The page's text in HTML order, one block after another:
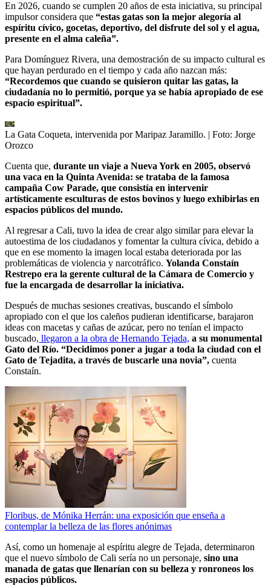
En 2026, cuando se cumplen 20 años de esta iniciativa, su principal
impulsor considera que “estas gatas son la mejor alegoría al
espíritu cívico, gocetas, deportivo, del disfrute del sol y el agua,
presente en el alma caleña”.
Para Domínguez Rivera, una demostración de su impacto cultural es
que hayan perdurado en el tiempo y cada año nazcan más:
“Recordemos que cuando se quisieron quitar las gatas, la
ciudadanía no lo permitió, porque ya se había apropiado de ese
espacio espiritual”.
La Gata Coqueta, intervenida por Maripaz Jaramillo. | Foto: Jorge
Orozco
Cuenta que, durante un viaje a Nueva York en 2005, observó
una vaca en la Quinta Avenida: se trataba de la famosa
campaña Cow Parade, que consistía en intervenir
artísticamente esculturas de estos bovinos y luego exhibirlas en
espacios públicos del mundo.
Al regresar a Cali, tuvo la idea de crear algo similar para elevar la
autoestima de los ciudadanos y fomentar la cultura cívica, debido a
que en ese momento la imagen local estaba deteriorada por las
problemáticas de violencia y narcotráfico. Yolanda Constaín
Restrepo era la gerente cultural de la Cámara de Comercio y
fue la encargada de desarrollar la iniciativa.
Después de muchas sesiones creativas, buscando el símbolo
apropiado con el que los caleños pudieran identificarse, barajaron
ideas con macetas y cañas de azúcar, pero no tenían el impacto
buscado, llegaron a la obra de Hernando Tejada, a su monumental
Gato del Río. “Decidimos poner a jugar a toda la ciudad con el
Gato de Tejadita, a través de buscarle una novia”, cuenta
Constaín.
Floribus, de Mónika Herrán: una exposición que enseña a
contemplar la belleza de las flores anónimas
Así, como un homenaje al espíritu alegre de Tejada, determinaron
que el nuevo símbolo de Cali sería no un personaje, sino una
manada de gatas que llenarían con su belleza y ronroneos los
espacios públicos.